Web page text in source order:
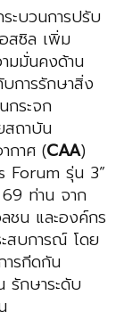
ะบวนการปรับ
สซิล เพิ่ม
มมั่นคงด้าน
การรักษาสิ่ง
กระจก
สถาบัน
กาศ (CAA)
Forum รุ่น 3”
ท่าน จาก
ชน และองค์กร
สบการณ์ โดย
ารกีดกัน
รักษาระดับ